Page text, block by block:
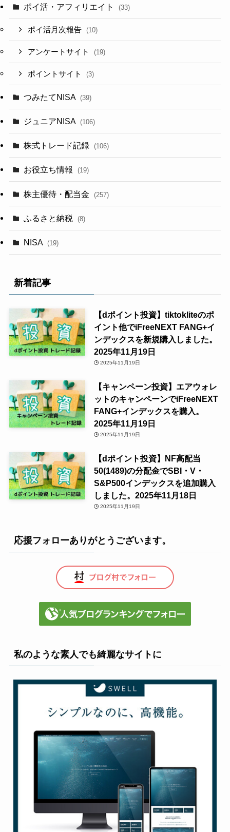
ポイ活・アフィリエイト (33)
ポイ活月次報告 (10)
アンケートサイト (19)
ポイントサイト (3)
つみたてNISA (39)
ジュニアNISA (106)
株式トレード記録 (106)
お役立ち情報 (19)
株主優待・配当金 (257)
ふるさと納税 (8)
NISA (19)
新着記事
【dポイント投資】tiktokliteのポ
イント他でiFreeNEXT FANG+イ
ンデックスを新規購入しました。
2025年11月19日
2025年11月19日
【キャンペーン投資】エアウォレ
ットのキャンペーンでiFreeNEXT
FANG+インデックスを購入。
2025年11月19日
2025年11月19日
【dポイント投資】NF高配当
50(1489)の分配金でSBI・V・
S&P500インデックスを追加購入
しました。2025年11月18日
2025年11月19日
応援フォローありがとうございます。
私のような素人でも綺麗なサイトに